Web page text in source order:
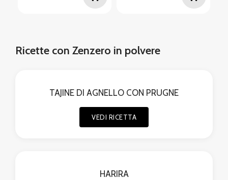
Ricette con Zenzero in polvere
TAJINE DI AGNELLO CON PRUGNE
VEDI RICETTA
HARIRA